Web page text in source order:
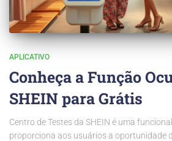
APLICATIVO
Conheça a Função
SHEIN para Grátis
Centro de Testes da SHEIN é uma
proporciona aos usuários a oportunidade